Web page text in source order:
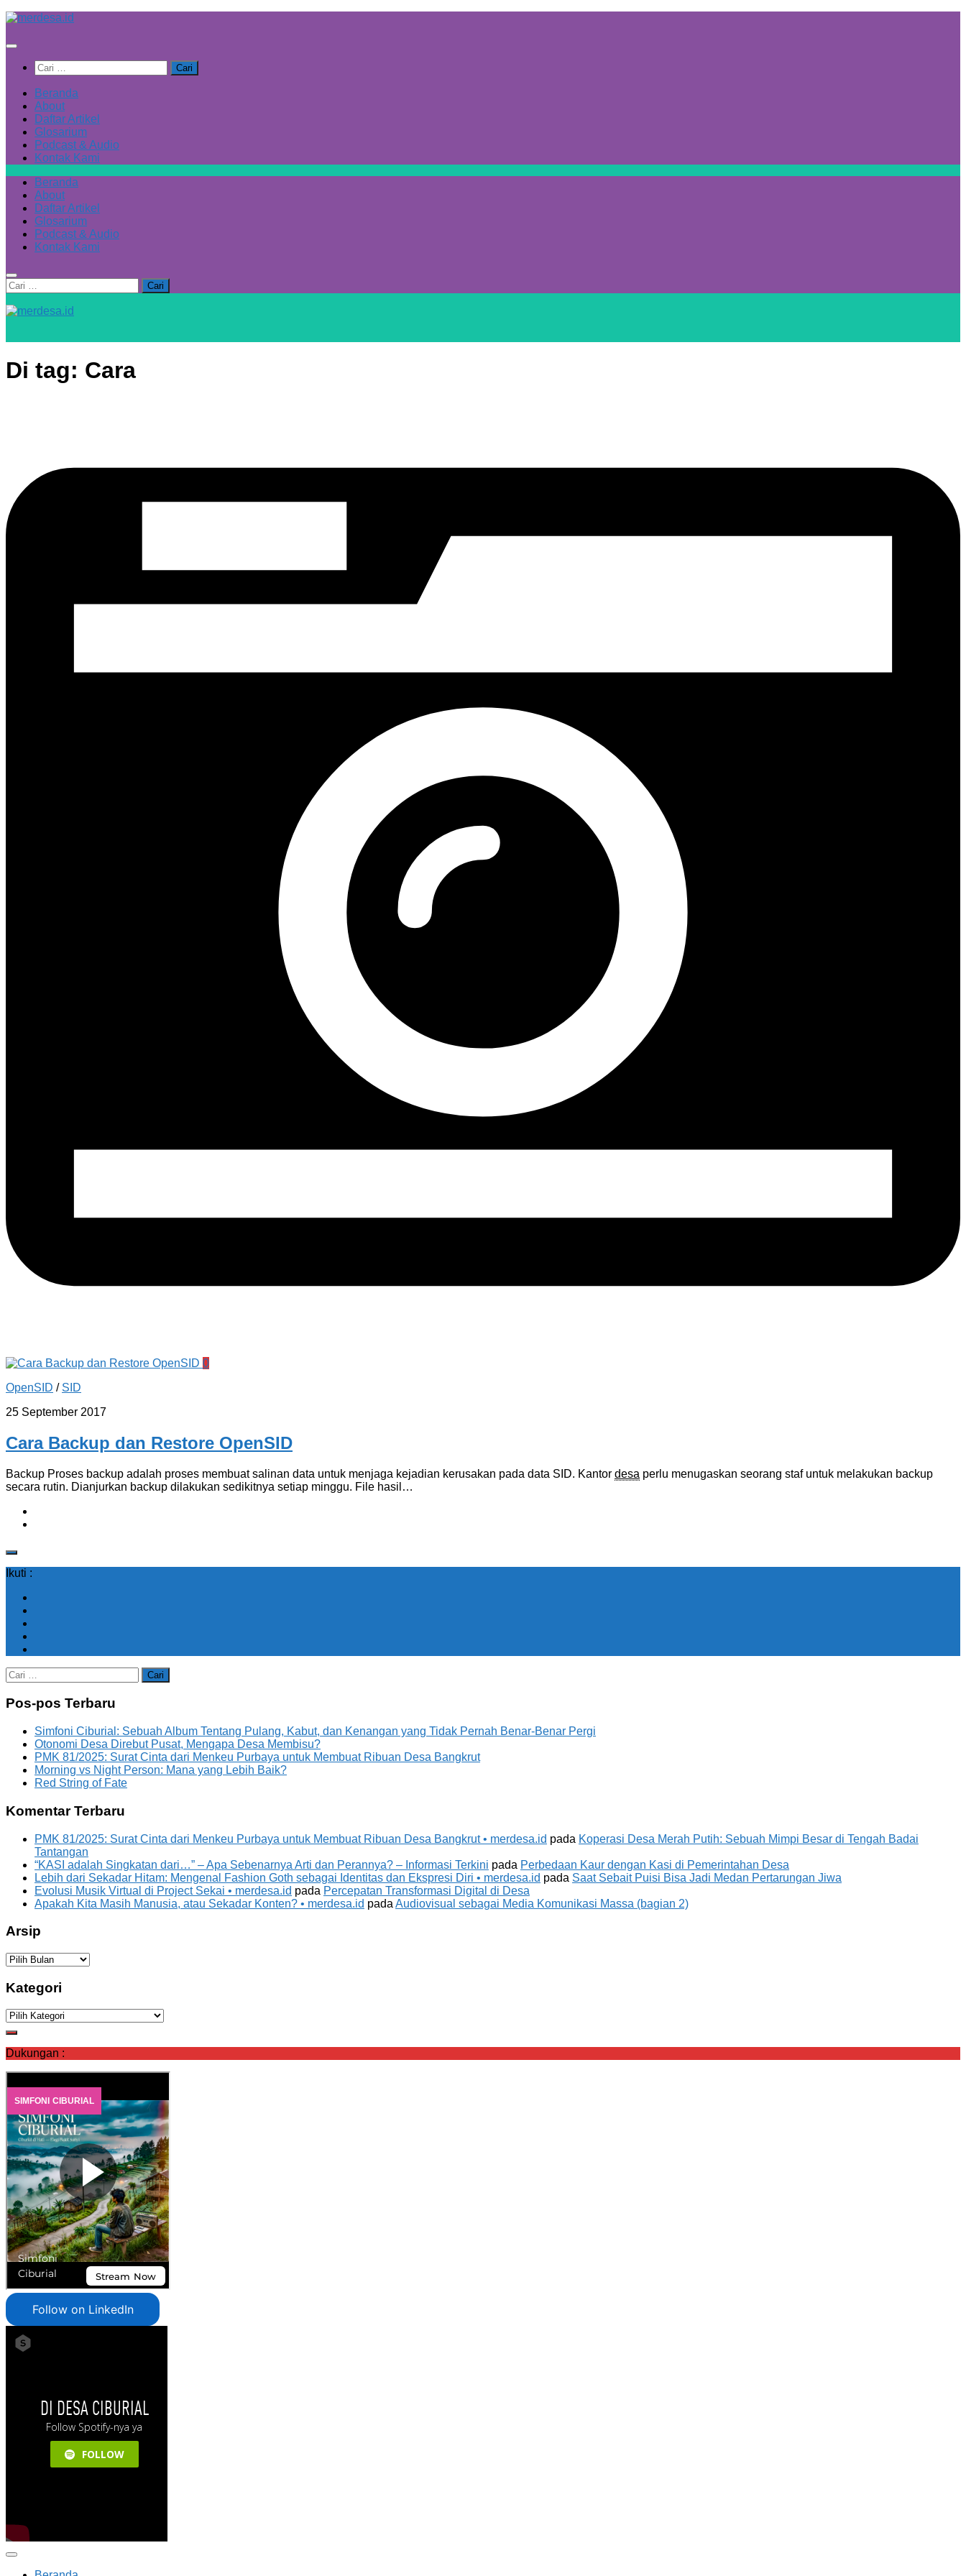
Skip
content
Cari
untuk:
Beranda
About
Daftar Artikel
Glosarium
Podcast & Audio
Kontak Kami
Beranda
About
Daftar Artikel
Glosarium
Podcast & Audio
Kontak Kami
Cari
untuk:
Di tag: Cara
0
OpenSID / SID
25 September 2017
Cara Backup dan Restore OpenSID
Backup Proses backup adalah proses membuat salinan data untuk menjaga kejadian kerusakan pada data SID. Kantor desa perlu menugaskan seorang staf untuk melakukan backup
secara rutin. Dianjurkan backup dilakukan sedikitnya setiap minggu. File hasil…
Ikuti :
Cari
untuk:
Pos-pos Terbaru
Simfoni Ciburial: Sebuah Album Tentang Pulang, Kabut, dan Kenangan yang Tidak Pernah Benar-Benar Pergi
Otonomi Desa Direbut Pusat, Mengapa Desa Membisu?
PMK 81/2025: Surat Cinta dari Menkeu Purbaya untuk Membuat Ribuan Desa Bangkrut
Morning vs Night Person: Mana yang Lebih Baik?
Red String of Fate
Komentar Terbaru
PMK 81/2025: Surat Cinta dari Menkeu Purbaya untuk Membuat Ribuan Desa Bangkrut • merdesa.id pada Koperasi Desa Merah Putih: Sebuah Mimpi Besar di Tengah Badai
Tantangan
“KASI adalah Singkatan dari…” – Apa Sebenarnya Arti dan Perannya? – Informasi Terkini pada Perbedaan Kaur dengan Kasi di Pemerintahan Desa
Lebih dari Sekadar Hitam: Mengenal Fashion Goth sebagai Identitas dan Ekspresi Diri • merdesa.id pada Saat Sebait Puisi Bisa Jadi Medan Pertarungan Jiwa
Evolusi Musik Virtual di Project Sekai • merdesa.id pada Percepatan Transformasi Digital di Desa
Apakah Kita Masih Manusia, atau Sekadar Konten? • merdesa.id pada Audiovisual sebagai Media Komunikasi Massa (bagian 2)
Arsip
Arsip
Kategori
Kategori
Dukungan :
Follow on LinkedIn